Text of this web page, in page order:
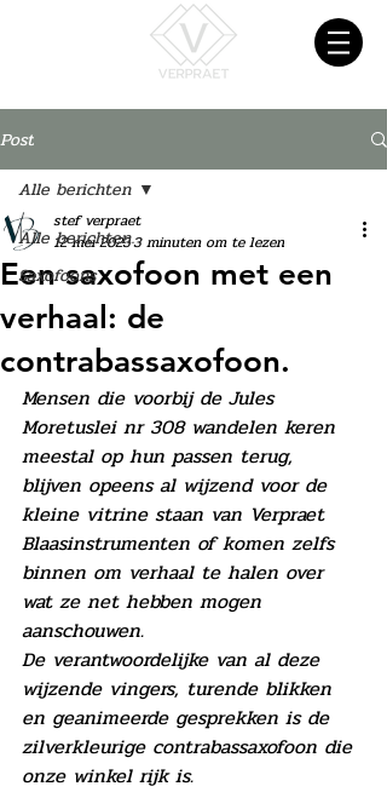
Post
Alle berichten
Saxofoons
Alle berichten
Een saxofoon met een
verhaal: de
contrabassaxofoon.
stef verpraet
12 mei 20233 minuten om te lezen
Mensen die voorbij de Jules
Moretuslei nr 308 wandelen keren
meestal op hun passen terug,
blijven opeens al wijzend voor de
kleine vitrine staan van Verpraet
Blaasinstrumenten of komen zelfs
binnen om verhaal te halen over
wat ze net hebben mogen
aanschouwen.
De verantwoordelijke van al deze
wijzende vingers, turende blikken
en geanimeerde gesprekken is de
zilverkleurige contrabassaxofoon die
onze winkel rijk is.